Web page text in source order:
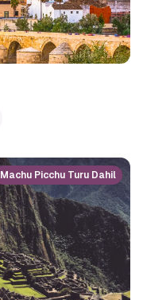
Machu Picchu Turu Dahil